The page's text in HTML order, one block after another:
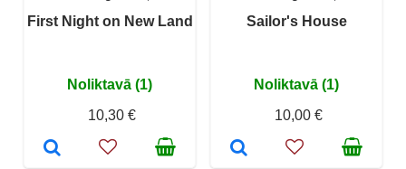
First Night on New Land
Noliktavā (1)
10,30 €
Sailor's House
Noliktavā (1)
10,00 €